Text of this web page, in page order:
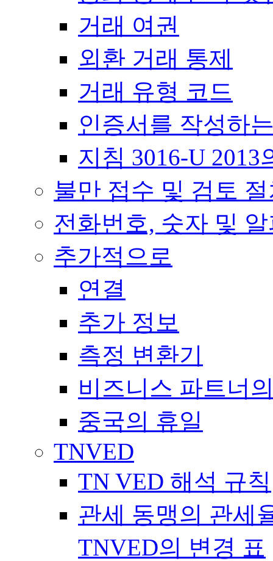
거래 여권
외환 거래 통제
거래 유형 코드
인증서를 작성하
지침 3016-U
불만 접수 및 검토
전화번호, 숫자 및
추가적으로
연결
추가 정보
측정 변환기
비즈니스 파트너
중국의 휴일
TNVED
TN VED 해석 규칙
관세 동맹의 관세
TNVED의 변경 표